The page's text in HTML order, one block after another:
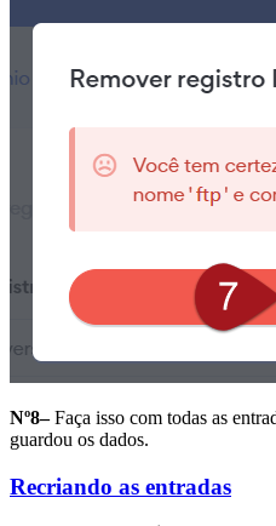
Nº8–Faça isso com todas as
guardou os dados.
Recriando as entradas